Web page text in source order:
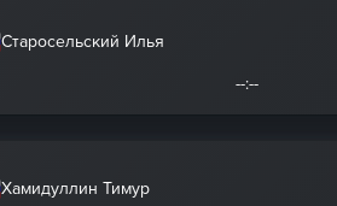
Старосельский Илья
--:--
Хамидуллин Тимур